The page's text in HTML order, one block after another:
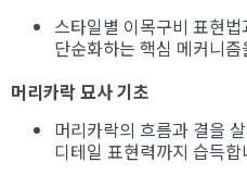
스타일별 이목구비 표현
단순화하는 핵심 메커니
머리카락 묘사 기초
머리카락의 흐름과 결을
디테일 표현력까지 습득합